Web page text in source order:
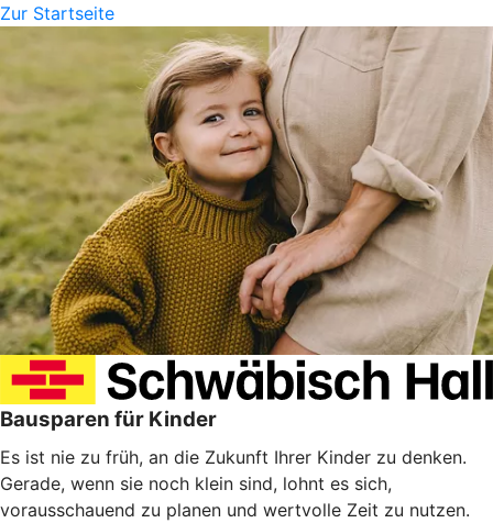
Zur Startseite
Bausparen für Kinder
Es ist nie zu früh, an die Zukunft Ihrer Kinder zu denken.
Gerade, wenn sie noch klein sind, lohnt es sich,
vorausschauend zu planen und wertvolle Zeit zu nutzen.